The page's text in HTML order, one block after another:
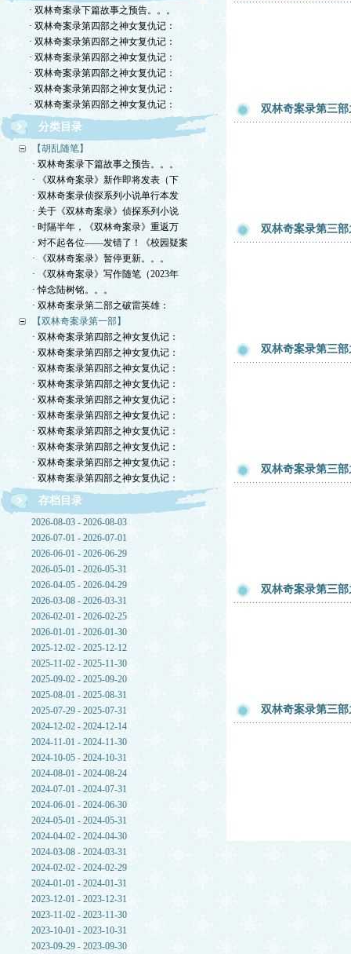
· 双林奇案录下篇故事之预告。。。
· 双林奇案录第四部之神女复仇记：
· 双林奇案录第四部之神女复仇记：
· 双林奇案录第四部之神女复仇记：
· 双林奇案录第四部之神女复仇记：
· 双林奇案录第四部之神女复仇记：
· 双林奇案录第四部之神女复仇记：
分类目录
【胡乱随笔】
· 双林奇案录下篇故事之预告。。。
· 《双林奇案录》新作即将发表（下
· 双林奇案录侦探系列小说单行本发
· 关于《双林奇案录》侦探系列小说
· 时隔半年，《双林奇案录》重返万
· 对不起各位——发错了！《校园疑案
· 《双林奇案录》暂停更新。。。
· 《双林奇案录》写作随笔（2023年
· 悼念陆树铭。。。
· 双林奇案录第二部之破雷英雄：
【双林奇案录第一部】
· 双林奇案录第四部之神女复仇记：
· 双林奇案录第四部之神女复仇记：
· 双林奇案录第四部之神女复仇记：
· 双林奇案录第四部之神女复仇记：
· 双林奇案录第四部之神女复仇记：
· 双林奇案录第四部之神女复仇记：
· 双林奇案录第四部之神女复仇记：
· 双林奇案录第四部之神女复仇记：
· 双林奇案录第四部之神女复仇记：
· 双林奇案录第四部之神女复仇记：
存档目录
2026-08-03 - 2026-08-03
2026-07-01 - 2026-07-01
2026-06-01 - 2026-06-29
2026-05-01 - 2026-05-31
2026-04-05 - 2026-04-29
2026-03-08 - 2026-03-31
2026-02-01 - 2026-02-25
2026-01-01 - 2026-01-30
2025-12-02 - 2025-12-12
2025-11-02 - 2025-11-30
2025-09-02 - 2025-09-20
2025-08-01 - 2025-08-31
2025-07-29 - 2025-07-31
2024-12-02 - 2024-12-14
2024-11-01 - 2024-11-30
2024-10-05 - 2024-10-31
2024-08-01 - 2024-08-24
2024-07-01 - 2024-07-31
2024-06-01 - 2024-06-30
2024-05-01 - 2024-05-31
2024-04-02 - 2024-04-30
2024-03-08 - 2024-03-31
2024-02-02 - 2024-02-29
2024-01-01 - 2024-01-31
2023-12-01 - 2023-12-31
2023-11-02 - 2023-11-30
2023-10-01 - 2023-10-31
2023-09-29 - 2023-09-30
双林奇案录第三
双林奇案录第三
双林奇案录第三
双林奇案录第三
双林奇案录第三
双林奇案录第三